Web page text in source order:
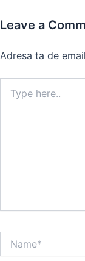
Leave a
Adresa ta de
here..